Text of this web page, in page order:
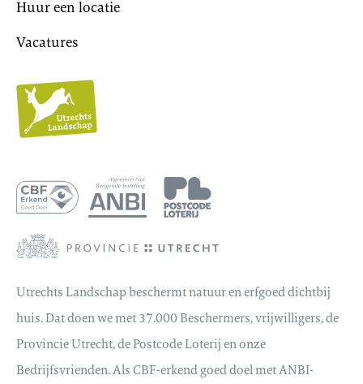
Huur een locatie
Vacatures
Utrechts Landschap beschermt natuur en erfgoed dichtbij
huis. Dat doen we met 37.000 Beschermers, vrijwilligers, de
Provincie Utrecht, de Postcode Loterij en onze
Bedrijfsvrienden. Als CBF-erkend goed doel met ANBI-